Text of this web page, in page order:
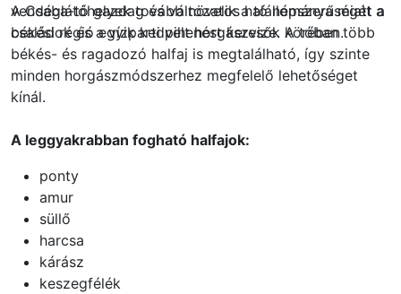
vendéglátóhelyek tovább növelik a tó népszerűségét a
családok és a vízparti pihenést keresők körében.
A Csaba-tó gazdag és változatos halállománya miatt a
békési régió egyik kedvelt horgászvize. A tóban több
békés- és ragadozó halfaj is megtalálható, így szinte
minden horgászmódszerhez megfelelő lehetőséget
kínál.
A leggyakrabban fogható halfajok:
ponty
amur
süllő
harcsa
kárász
keszegfélék